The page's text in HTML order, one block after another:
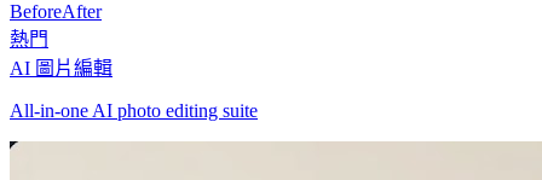
BeforeAfter
熱門
AI 圖片編輯
All-in-one AI photo editing suite